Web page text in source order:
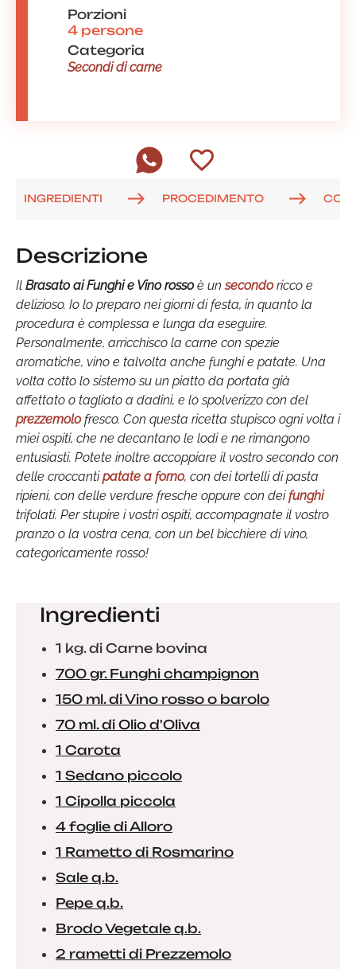
Porzioni
4 persone
Categoria
Secondi di carne
INGREDIENTI PROCEDIMENTO
Descrizione
Il Brasato ai Funghi e Vino rossoè unsecondoricco e
delizioso. Io lo preparo nei giorni di festa, in quanto la
procedura è complessa e lunga da eseguire.
Personalmente, arricchisco la carne con spezie
aromatiche, vino e talvolta anche funghi e patate. Una
volta cotto lo sistemo su un piatto da portata già
affettato o tagliato a dadini, e lo spolverizzo con del
prezzemolofresco. Con questa ricetta stupisco ogni volta i
miei ospiti, che ne decantano le lodi e ne rimangono
entusiasti. Potete inoltre accoppiare il vostro secondo con
delle croccantipatate a forno, con dei tortelli di pasta
ripieni, con delle verdure fresche oppure con deifunghi
trifolati. Per stupire i vostri ospiti, accompagnate il vostro
pranzo o la vostra cena, con un bel bicchiere di vino,
categoricamente rosso!
Ingredienti
1 kg. di Carne bovina
700 gr. Funghi champignon
150 ml. di Vino rosso o barolo
70 ml. di Olio d'Oliva
1 Carota
1 Sedano piccolo
1 Cipolla piccola
4 foglie di Alloro
1 Rametto di Rosmarino
Sale q.b.
Pepe q.b.
Brodo Vegetale q.b.
2 rametti di Prezzemolo